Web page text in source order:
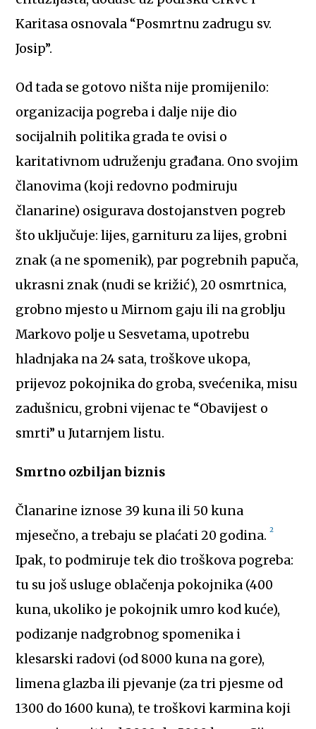
Karitasa osnovala “Posmrtnu zadrugu sv.
Josip”.
Od tada se gotovo ništa nije promijenilo:
organizacija pogreba i dalje nije dio
socijalnih politika grada te ovisi o
karitativnom udruženju građana. Ono svojim
članovima (koji redovno podmiruju
članarine) osigurava dostojanstven pogreb
što uključuje: lijes, garnituru za lijes, grobni
znak (a ne spomenik), par pogrebnih papuča,
ukrasni znak (nudi se križić), 20 osmrtnica,
grobno mjesto u Mirnom gaju ili na groblju
Markovo polje u Sesvetama, upotrebu
hladnjaka na 24 sata, troškove ukopa,
prijevoz pokojnika do groba, svećenika, misu
zadušnicu, grobni vijenac te “Obavijest o
smrti” u Jutarnjem listu.
Smrtno ozbiljan biznis
Članarine iznose 39 kuna ili 50 kuna
mjesečno, a trebaju se plaćati 20 godina.2
Ipak, to podmiruje tek dio troškova pogreba:
tu su još usluge oblačenja pokojnika (400
kuna, ukoliko je pokojnik umro kod kuće),
podizanje nadgrobnog spomenika i
klesarski radovi (od 8000 kuna na gore),
limena glazba ili pjevanje (za tri pjesme od
1300 do 1600 kuna), te troškovi karmina koji